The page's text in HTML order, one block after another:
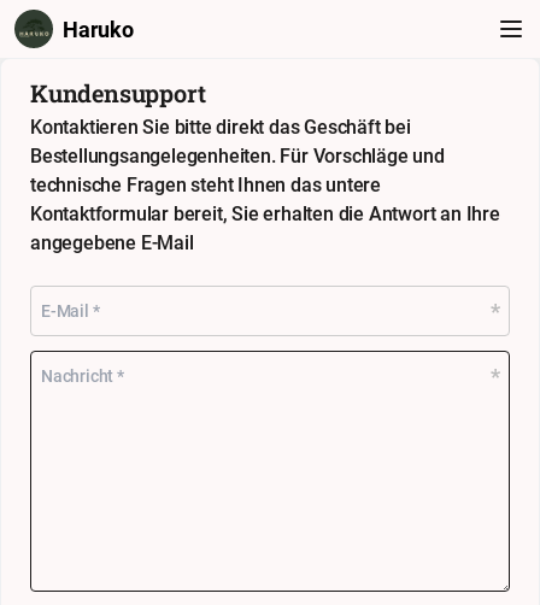
Haruko
Kundensupport
Kontaktieren Sie bitte direkt das Geschäft bei
Bestellungsangelegenheiten. Für Vorschläge und
technische Fragen steht Ihnen das untere
Kontaktformular bereit, Sie erhalten die Antwort an Ihre
angegebene E-Mail